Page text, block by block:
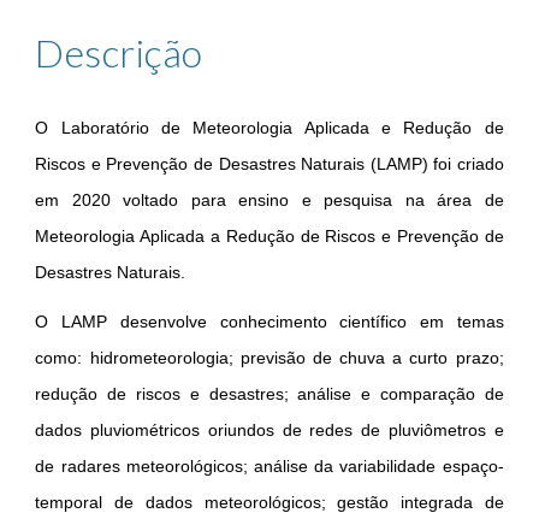
Descrição
O Laboratório de Meteorologia Aplicada e Redução de
Riscos e Prevenção de Desastres Naturais (LAMP) foi criado
em 2020 voltado para ensino e pesquisa na área de
Meteorologia Aplicada a Redução de Riscos e Prevenção de
Desastres Naturais.
O LAMP desenvolve conhecimento científico em temas
como: hidrometeorologia; previsão de chuva a curto prazo;
redução de riscos e desastres; análise e comparação de
dados pluviométricos oriundos de redes de pluviômetros e
de radares meteorológicos; análise da variabilidade espaço-
temporal de dados meteorológicos; gestão integrada de